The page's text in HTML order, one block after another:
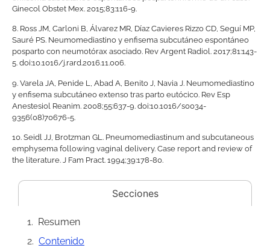
Ginecol Obstet Mex. 2015;83:116-9.
8. Ross JM, Carloni B, Álvarez MR, Díaz Cavieres Rizzo CD, Seguí MP,
Sauré PS. Neumomediastino y enfisema subcutáneo espontáneo
posparto con neumotórax asociado. Rev Argent Radiol. 2017;81:143-
5. doi:10.1016/j.rard.2016.11.006.
9. Varela JA, Penide L, Abad A, Benito J, Navia J. Neumomediastino
y enfisema subcutáneo extenso tras parto eutócico. Rev Esp
Anestesiol Reanim. 2008;55:637-9. doi:10.1016/s0034-
9356(08)70676-5.
10. Seidl JJ, Brotzman GL. Pneumomediastinum and subcutaneous
emphysema following vaginal delivery. Case report and review of
the literature. J Fam Pract. 1994;39:178-80.
Secciones
Resumen
Contenido